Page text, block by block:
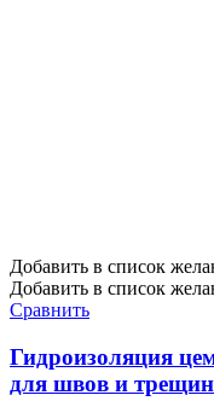
Добавить в список
Добавить в список
Сравнить
Гидроизоляция
для швов и